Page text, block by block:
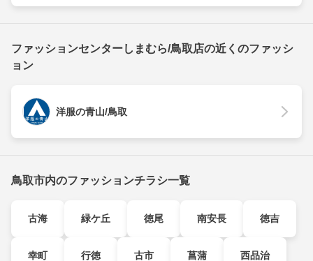
ファッションセンターしまむら/鳥取店の近くのファッシ
ョン
洋服の青山/鳥取
鳥取市内のファッションチラシ一覧
古海 緑ケ丘 徳尾 南安長 徳吉
幸町 行徳 古市 菖蒲 西品治